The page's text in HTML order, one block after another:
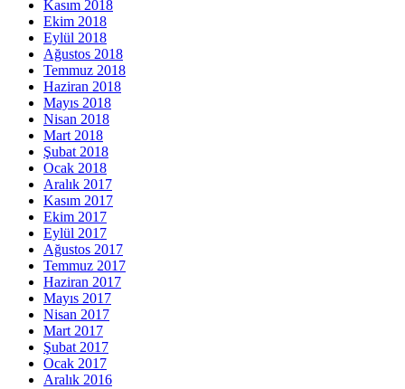
Kasım 2018
Ekim 2018
Eylül 2018
Ağustos 2018
Temmuz 2018
Haziran 2018
Mayıs 2018
Nisan 2018
Mart 2018
Şubat 2018
Ocak 2018
Aralık 2017
Kasım 2017
Ekim 2017
Eylül 2017
Ağustos 2017
Temmuz 2017
Haziran 2017
Mayıs 2017
Nisan 2017
Mart 2017
Şubat 2017
Ocak 2017
Aralık 2016